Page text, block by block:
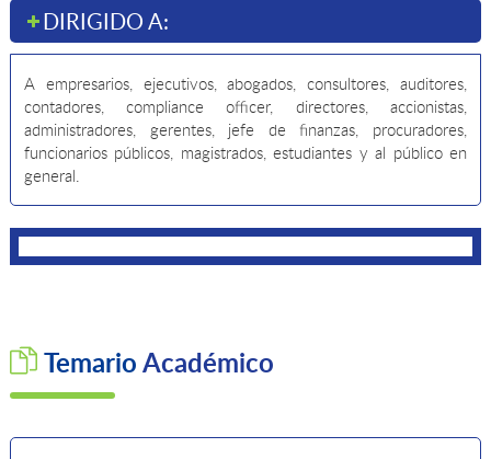
DIRIGIDO A:
A empresarios, ejecutivos, abogados, consultores, auditores,
contadores, compliance officer, directores, accionistas,
administradores, gerentes, jefe de finanzas, procuradores,
funcionarios públicos, magistrados, estudiantes y al público en
general.
TemarioAcadémico